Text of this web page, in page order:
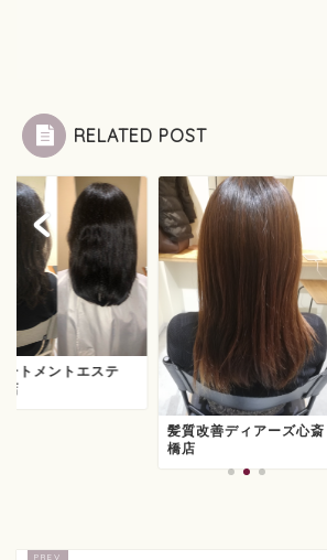
RELATED POST
ートメントエステ
店
髪質改善ディアーズ心斎
橋店